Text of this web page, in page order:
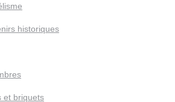
historiques
et briquets